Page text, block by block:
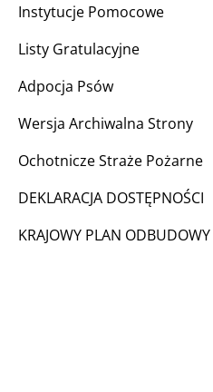
Instytucje Pomocowe
Listy Gratulacyjne
Adpocja Psów
Wersja Archiwalna Strony
Ochotnicze Straże Pożarne
DEKLARACJA DOSTĘPNOŚCI
KRAJOWY PLAN ODBUDOWY